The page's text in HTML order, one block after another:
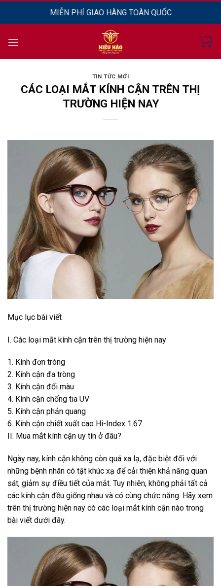
dung
MIỄN PHÍ GIAO HÀNG TOÀN QUỐC
TIN TỨC MỚI
CÁC LOẠI MẮT KÍNH CẬN TRÊN THỊ
TRƯỜNG HIỆN NAY
Mục lục bài viết
I. Các loại mắt kính cận trên thị trường hiện nay
1. Kính đơn tròng
2. Kính cận đa tròng
3. Kính cận đổi màu
4. Kính cận chống tia UV
5. Kính cận phản quang
6. Kính cận chiết xuất cao Hi-Index 1.67
II. Mua mắt kính cận uy tín ở đâu?
Ngày nay, kính cận không còn quá xa lạ, đặc biệt đối với
những bệnh nhân có tật khúc xạ để cải thiện khả năng quan
sát, giảm sự điều tiết của mắt. Tuy nhiên, không phải tất cả
các kính cận đều giống nhau và có cùng chức năng. Hãy xem
trên thị trường hiện nay có các loại mắt kính cận nào trong
bài viết dưới đây.